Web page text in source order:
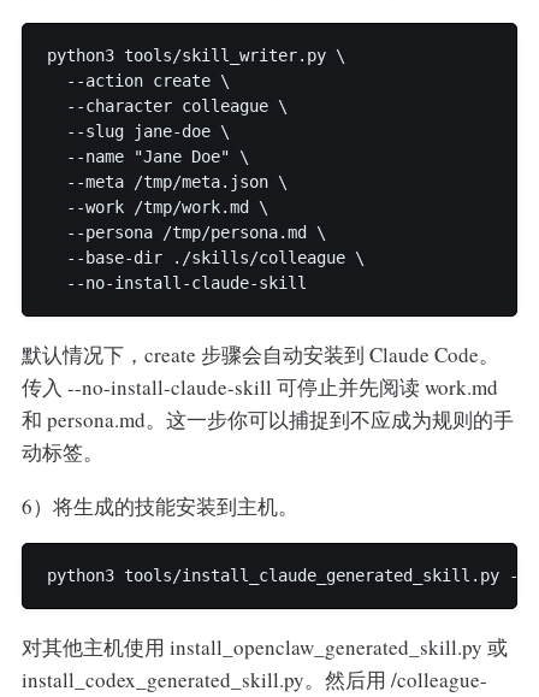
python3 tools/skill_writer.py \
  --action create \
  --character colleague \
  --slug jane-doe \
  --name "Jane Doe" \
  --meta /tmp/meta.json \
  --work /tmp/work.md \
  --persona /tmp/persona.md \
  --base-dir ./skills/colleague \
  --no-install-claude-skill
默认情况下，create 步骤会自动安装到 Claude Code。
传入 --no-install-claude-skill 可停止并先阅读 work.md
和 persona.md。这一步你可以捕捉到不应成为规则的手
动标签。
6）将生成的技能安装到主机。
python3 tools/install_claude_generated_skill.py
对其他主机使用 install_openclaw_generated_skill.py 或
install_codex_generated_skill.py。然后用 /colleague-